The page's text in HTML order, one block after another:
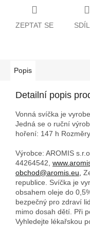
ZEPTAT SE
Popis
Detailní popis
Vonná svíčka je
Jedná se o ruční
hoření: 147 h
Výrobce: AROMIS
44264542,
obchod@aromis.eu,
republice. Svíčka je
obsahem oleje do
bezpečný pro zdraví
mimo dosah dětí. Při
Vyhledejte lékařskou